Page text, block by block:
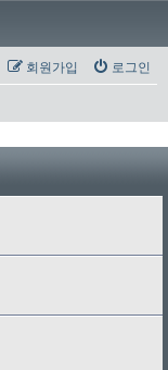
로그인
회원가입